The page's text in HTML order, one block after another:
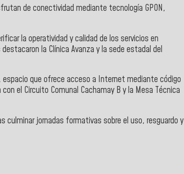
de conectividad mediante tecnología GPON,
la operatividad y calidad de los servicios en
la Clínica Avanza y la sede estadal del
espacio que ofrece acceso a Internet mediante código
el Circuito Comunal Cachamay B y la Mesa Técnica
jornadas formativas sobre el uso, resguardo y